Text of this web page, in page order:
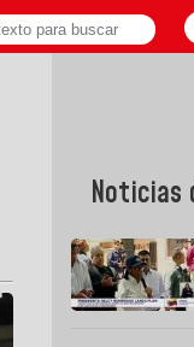
Noticias